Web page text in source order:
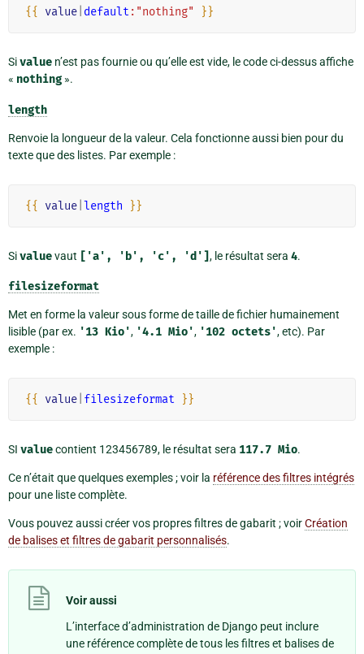
{{ value default :"nothing" }}
Sivalue n’est pas fournie ou qu’elle est vide, le code ci-dessus affiche
« nothing ».
length
Renvoie la longueur de la valeur. Cela fonctionne aussi bien pour du
texte que des listes. Par exemple :
{{ value length }}
Sivaluevaut ['a', 'b', 'c', 'd'], le résultat sera 4.
filesizeformat
Met en forme la valeur sous forme de taille de fichier humainement
lisible (par ex. '13 Kio', '4.1 Mio', '102 octets', etc). Par
exemple :
{{ value filesizeformat }}
SI valuecontient 123456789, le résultat sera 117.7 Mio.
Ce n’était que quelques exemples ; voir la référence des filtres intégrés
pour une liste complète.
Vous pouvez aussi créer vos propres filtres de gabarit ; voirCréation
de balises et filtres de gabarit personnalisés.
Voir aussi
L’interface d’administration de Django peut inclure
une référence complète de tous les filtres et balises de